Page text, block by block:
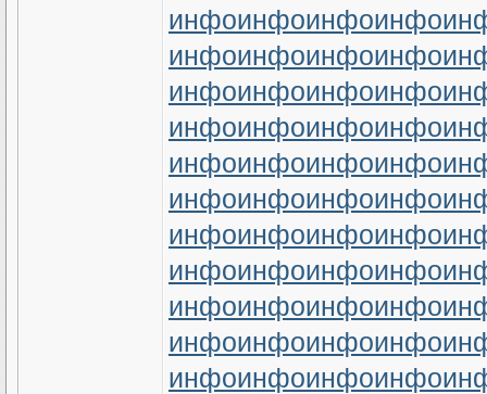
инфоинфоинфоинфо
инфоинфоинфоинфо
инфоинфоинфоинфо
инфоинфоинфоинфо
инфоинфоинфоинфо
инфоинфоинфоинфо
инфоинфоинфоинфо
инфоинфоинфоинфо
инфоинфоинфоинфо
инфоинфоинфоинфо
инфоинфоинфоинфо